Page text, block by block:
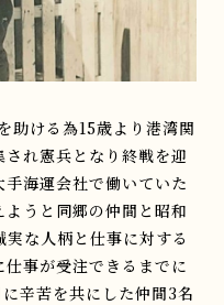
助ける為15歳より港湾関
れ憲兵となり終戦を迎
海運会社で働いていた
うと同郷の仲間と昭和
な人柄と仕事に対する
事が受注できるまでに
辛苦を共にした仲間3名